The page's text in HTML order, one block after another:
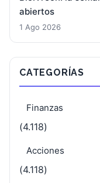
abiertos
1 Ago 2026
CATEGORÍAS
Finanzas
(4.118)
Acciones
(4.118)